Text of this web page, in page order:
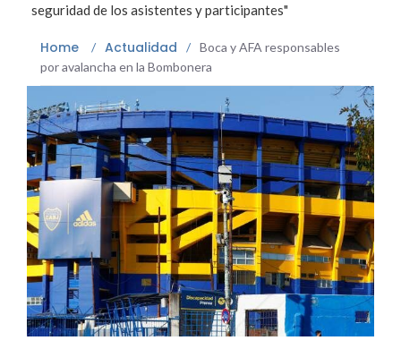
seguridad de los asistentes y participantes"
Home / Actualidad / Boca y AFA responsables
por avalancha en la Bombonera